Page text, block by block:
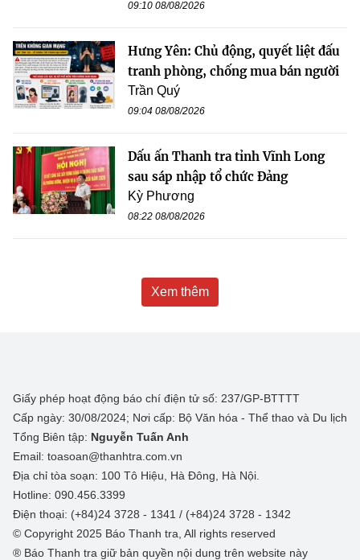
09:10 08/08/2026
Hưng Yên: Chủ động, quyết liệt đấu
tranh phòng, chống mua bán người
Trần Quý
09:04 08/08/2026
Dấu ấn Thanh tra tỉnh Vĩnh Long
sau sáp nhập tổ chức Đảng
Kỳ Phương
08:22 08/08/2026
Xem thêm
Giấy phép hoạt động báo chí điện tử số: 237/GP-BTTTT
Cấp ngày: 30/08/2024; Nơi cấp: Bộ Văn hóa - Thể thao và Du lịch
Tổng Biên tập: Nguyễn Tuấn Anh
Email: toasoan@thanhtra.com.vn
Địa chỉ tòa soạn: 100 Tô Hiệu, Hà Đông, Hà Nội.
Hotline: 090.456.3399
Điện thoại: (+84)24 3728 - 1341 / (+84)24 3728 - 1342
© Copyright 2025 Báo Thanh tra, All rights reserved
® Báo Thanh tra giữ bản quyền nội dung trên website này